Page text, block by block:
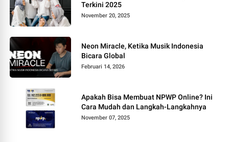
Terkini 2025
November 20, 2025
Neon Miracle, Ketika Musik Indonesia
Bicara Global
Februari 14, 2026
Apakah Bisa Membuat NPWP Online? Ini
Cara Mudah dan Langkah-Langkahnya
November 07, 2025